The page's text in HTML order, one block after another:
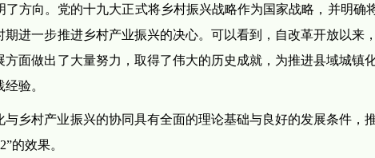
方向。党的十九大正式将乡村振兴战略作为国家战略，并明确
期进一步推进乡村产业振兴的决心。可以看到，自改革开放以来
面做出了大量努力，取得了伟大的历史成就，为推进县域城镇
验。
与乡村产业振兴的协同具有全面的理论基础与良好的发展条件，
的效果。